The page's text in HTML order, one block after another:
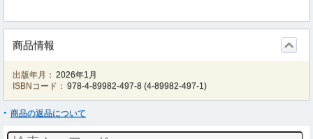
商品情報
出版年月： 2026年1月
ISBNコード： 978-4-89982-497-8 (4-89982-497-1)
商品の返品について